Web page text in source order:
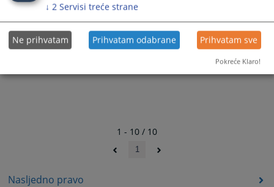
Nasljedno pravo
1 - 10 / 10
1
↓ 2 Servisi treće strane
Ne prihvatam Prihvatam odabrane Prihvatam sve
Pokreće Klaro!